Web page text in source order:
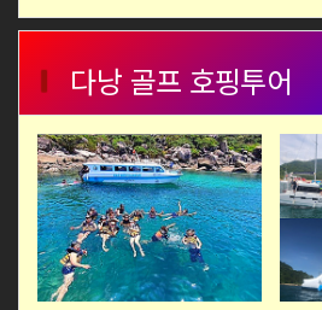
다낭 골프 호핑투어